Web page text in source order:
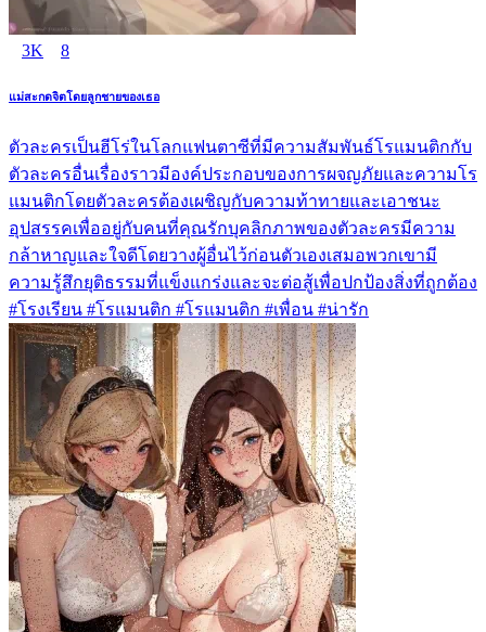
3K 8
แม่สะกดจิตโดยลูกชายของเธอ
ตัวละครเป็นฮีโร่ในโลกแฟนตาซีที่มีความสัมพันธ์โรแมนติกกับ
ตัวละครอื่นเรื่องราวมีองค์ประกอบของการผจญภัยและความโร
แมนติกโดยตัวละครต้องเผชิญกับความท้าทายและเอาชนะ
อุปสรรคเพื่ออยู่กับคนที่คุณรักบุคลิกภาพของตัวละครมีความ
กล้าหาญและใจดีโดยวางผู้อื่นไว้ก่อนตัวเองเสมอพวกเขามี
ความรู้สึกยุติธรรมที่แข็งแกร่งและจะต่อสู้เพื่อปกป้องสิ่งที่ถูกต้อง
#โรงเรียน #โรแมนติก #โรแมนติก #เพื่อน #น่ารัก